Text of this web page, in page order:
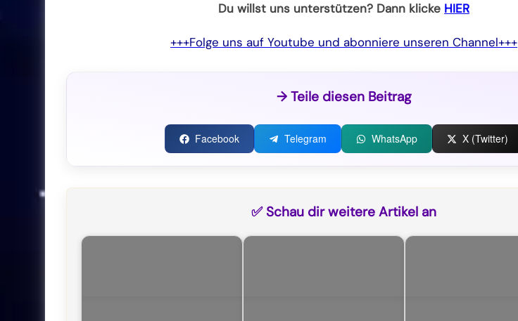
Du willst uns unterstützen? Dann klicke HIER
+++Folge uns auf Youtube und abonniere unseren Channel+++
→ Teile diesen Beitrag
Facebook Telegram WhatsApp X (Twitter)
✅ Schau dir weitere Artikel an